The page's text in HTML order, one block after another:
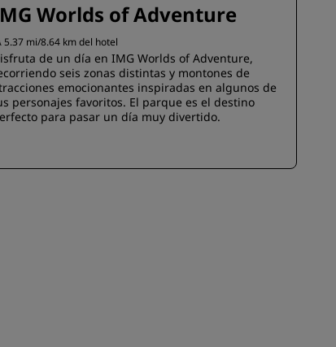
Worlds of Adventure
5.37 mi/8.64 km del hotel
de un día en IMG Worlds of Adventure,
seis zonas distintas y montones de
emocionantes inspiradas en algunos de
personajes favoritos. El parque es el destino
para pasar un día muy divertido.